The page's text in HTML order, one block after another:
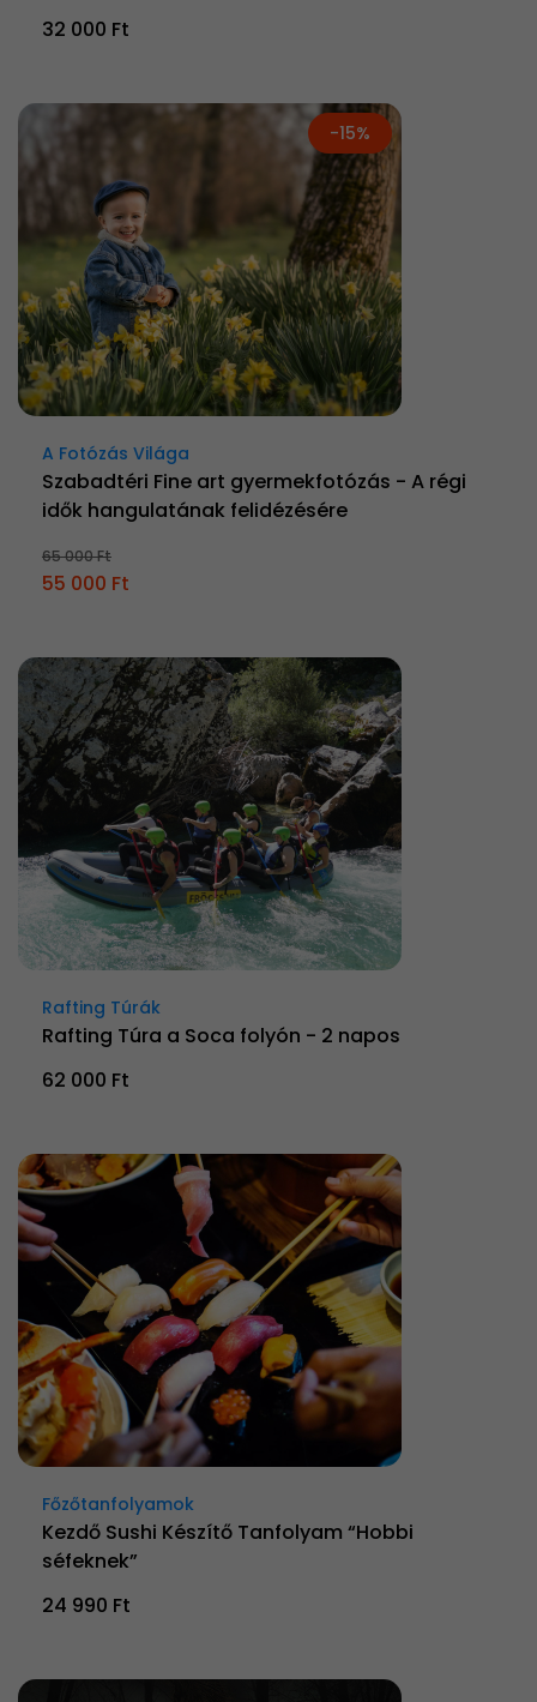
32 000 Ft
-15%
A Fotózás Világa
Szabadtéri Fine art gyermekfotózás - A régi
idők hangulatának felidézésére
65 000 Ft
55 000 Ft
Rafting Túrák
Rafting Túra a Soca folyón - 2 napos
62 000 Ft
Főzőtanfolyamok
Kezdő Sushi Készítő Tanfolyam “Hobbi
séfeknek”
24 990 Ft